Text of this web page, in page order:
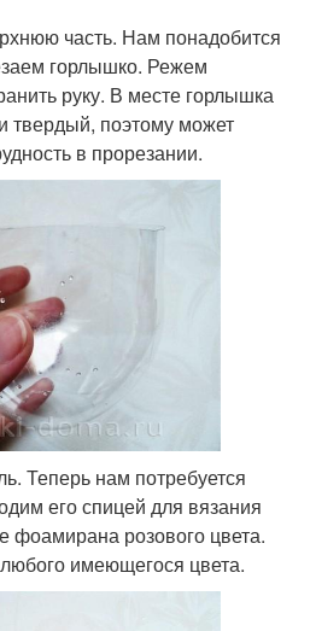
часть. Нам понадобится
горлышко. Режем
руку. В месте горлышка
твердый, поэтому может
в прорезании.
Теперь нам потребуется
его спицей для вязания
фоамирана розового цвета.
имеющегося цвета.